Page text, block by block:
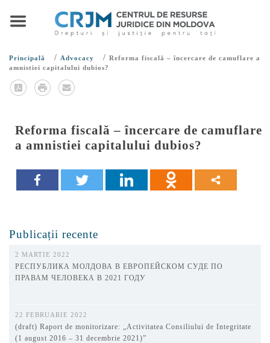
Principală / Advocacy / Reforma fiscală – încercare de camuflare a
amnistiei capitalului dubios?
Reforma fiscală – încercare de camuflare
a amnistiei capitalului dubios?
Publicații recente
2 MARTIE 2022
РЕСПУБЛИКА МОЛДОВА В ЕВРОПЕЙСКОМ СУДЕ ПО
ПРАВАМ ЧЕЛОВЕКА В 2021 ГОДУ
22 FEBRUARIE 2022
(draft) Raport de monitorizare: „Activitatea Consiliului de Integritate
(1 august 2016 – 31 decembrie 2021)”